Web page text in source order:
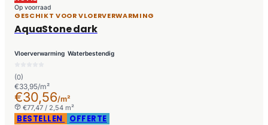
Op voorraad
GESCHIKT VOOR VLOERVERWARMING
AquaStone dark
Vloerverwarming Waterbestendig
(0)
€33,95/m²
€30,56/m²
€77,47 / 2,54 m²
BESTELLEN OFFERTE